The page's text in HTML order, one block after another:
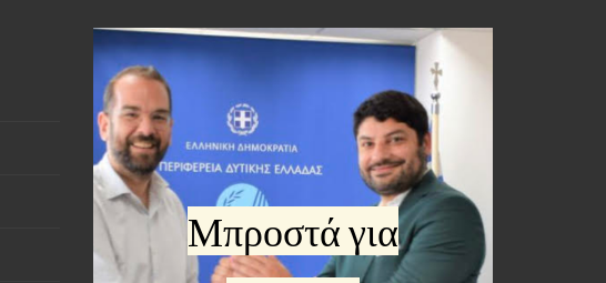
Μπροστά για